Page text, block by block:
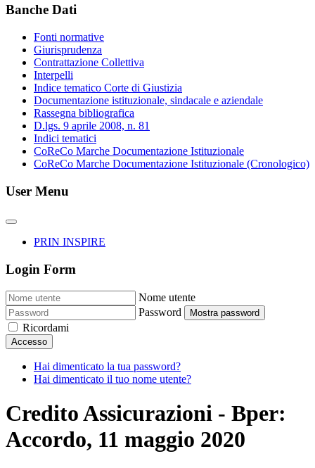
Banche Dati
Fonti normative
Giurisprudenza
Contrattazione Collettiva
Interpelli
Indice tematico Corte di Giustizia
Documentazione istituzionale, sindacale e aziendale
Rassegna bibliografica
D.lgs. 9 aprile 2008, n. 81
Indici tematici
CoReCo Marche Documentazione Istituzionale
CoReCo Marche Documentazione Istituzionale (Cronologico)
User Menu
PRIN INSPIRE
Login Form
Nome utente
Password
Mostra password
Ricordami
Accesso
Hai dimenticato la tua password?
Hai dimenticato il tuo nome utente?
Credito Assicurazioni - Bper:
Accordo, 11 maggio 2020